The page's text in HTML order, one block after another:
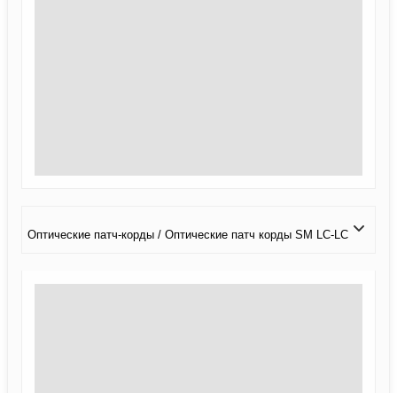
Оптические патч-корды / Оптические патч корды SM LC-LC